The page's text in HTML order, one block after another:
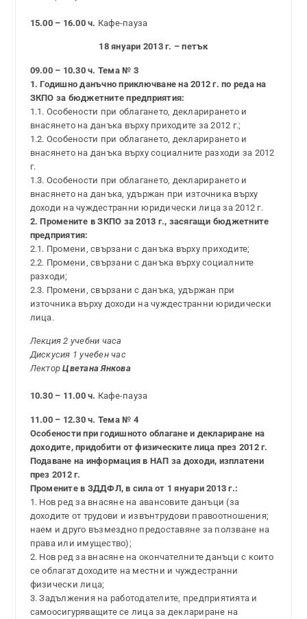
15.00 – 16.00 ч. Кафе-пауза
18 януари 2013 г. – петък
09.00 – 10.30 ч. Тема № 3
1. Годишно данъчно приключване на 2012 г. по реда на
ЗКПО за бюджетните предприятия:
1.1. Особености при облагането, декларирането и
внасянето на данъка върху приходите за 2012 г.;
1.2. Особености при облагането, декларирането и
внасянето на данъка върху социалните разходи за 2012
г.
1.3. Особености при облагането, декларирането и
внасянето на данъка, удържан при източника върху
доходи на чуждестранни юридически лица за 2012 г.
2. Промените в ЗКПО за 2013 г., засягащи бюджетните
предприятия:
2.1. Промени, свързани с данъка върху приходите;
2.2. Промени, свързани с данъка върху социалните
разходи;
2.3. Промени, свързани с данъка, удържан при
източника върху доходи на чуждестранни юридически
лица.
Лекция 2 учебни часа
Дискусия 1 учебен час
ЛекторЦветана Янкова
10.30 – 11.00 ч. Кафе-пауза
11.00 – 12.30 ч. Тема № 4
Особености при годишното облагане и деклариране на
доходите, придобити от физическите лица през 2012 г.
Подаване на информация в НАП за доходи, изплатени
през 2012 г.
Промените в ЗДДФЛ, в сила от 1 януари 2013 г.:
1. Нов ред за внасяне на авансовите данъци (за
доходите от трудови и извънтрудови правоотношения;
наем и друго възмездно предоставяне за ползване на
права или имущество);
2. Нов ред за внасяне на окончателните данъци с които
се облагат доходите на местни и чуждестранни
физически лица;
3. Задължения на работодателите, предприятията и
самоосигуряващите се лица за деклариране на